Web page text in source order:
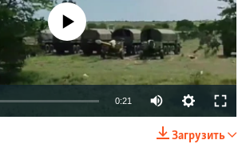
source currently available
0:21
240p
Загрузить